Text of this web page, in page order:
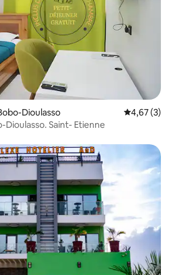
Dioulasso 4,67 de
4,67 (3)
Dioulasso. Saint- Etienne